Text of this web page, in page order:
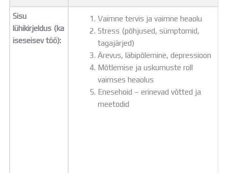
Sisu
lühikirjeldus (ka
iseseisev töö):
Vaimne tervis ja vaimne heaolu
Stress (põhjused, sümptomid,
tagajärjed)
Ärevus, läbipõlemine, depressioon
Mõtlemise ja uskumuste roll
vaimses heaolus
Enesehoid – erinevad võtted ja
meetodid